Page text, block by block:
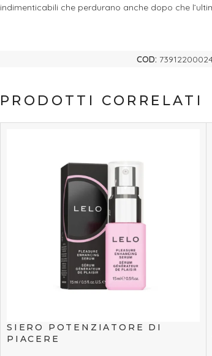
indimenticabili che perdurano anche dopo che
COD:
PRODOTTI CORRELATI
SIERO POTENZIATORE DI
PIACERE